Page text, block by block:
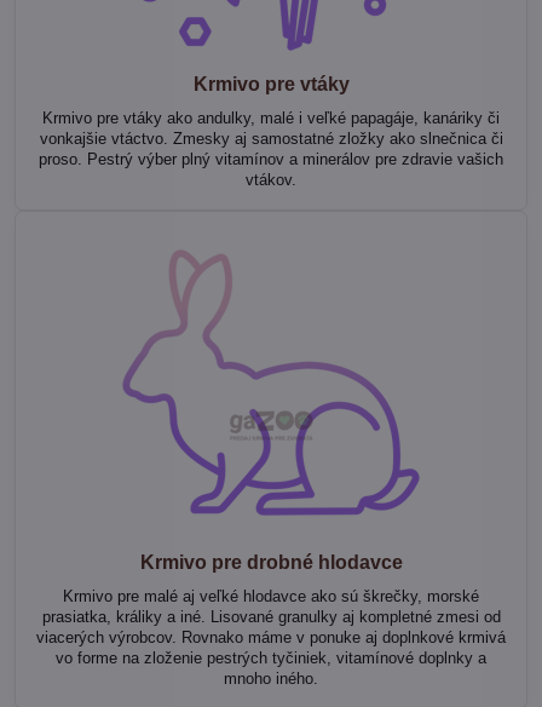
Krmivo pre vtáky
Krmivo pre vtáky ako andulky, malé i veľké papagáje, kanáriky či
vonkajšie vtáctvo. Zmesky aj samostatné zložky ako slnečnica či
proso. Pestrý výber plný vitamínov a minerálov pre zdravie vašich
vtákov.
Krmivo pre drobné hlodavce
Krmivo pre malé aj veľké hlodavce ako sú škrečky, morské
prasiatka, králiky a iné. Lisované granulky aj kompletné zmesi od
viacerých výrobcov. Rovnako máme v ponuke aj doplnkové krmivá
vo forme na zloženie pestrých tyčiniek, vitamínové doplnky a
mnoho iného.